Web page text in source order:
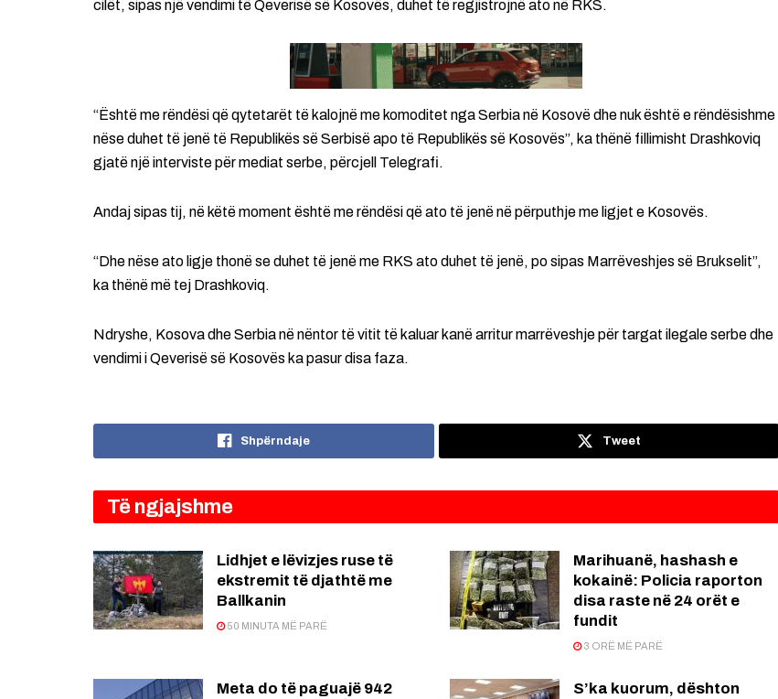
cilët, sipas një vendimi të Qeverisë së Kosovës, duhet të regjistrojnë ato në RKS.
“Është me rëndësi që qytetarët të kalojnë me komoditet nga Serbia në Kosovë dhe nuk është e rëndësishme
nëse duhet të jenë të Republikës së Serbisë apo të Republikës së Kosovës”, ka thënë fillimisht Drashkoviq
gjatë një interviste për mediat serbe, përcjell Telegrafi.
Andaj sipas tij, në këtë moment është me rëndësi që ato të jenë në përputhje me ligjet e Kosovës.
“Dhe nëse ato ligje thonë se duhet të jenë me RKS ato duhet të jenë, po sipas Marrëveshjes së Brukselit”,
ka thënë më tej Drashkoviq.
Ndryshe, Kosova dhe Serbia në nëntor të vitit të kaluar kanë arritur marrëveshje për targat ilegale serbe dhe
vendimi i Qeverisë së Kosovës ka pasur disa faza.
Shpërndaje Tweet
Të ngjajshme
Lidhjet e lëvizjes ruse të
ekstremit të djathtë me
Ballkanin
50 MINUTA MË PARË
Marihuanë, hashash e
kokainë: Policia raporton
disa raste në 24 orët e
fundit
3 ORË MË PARË
Meta do të paguajë 942
S’ka kuorum, dështon